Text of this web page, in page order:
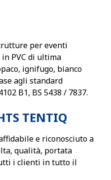
per eventi
PVC di ultima
ignifugo, bianco
agli standard
B1, BS 5438 / 7837.
TENTIQ
e riconosciuto a
qualità, portata
i clienti in tutto il